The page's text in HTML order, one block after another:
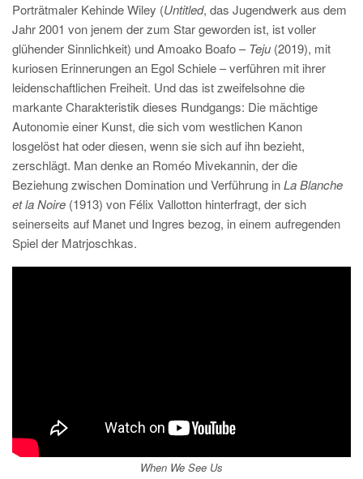
Porträtmaler Kehinde Wiley (Untitled, das Jugendwerk aus dem
Jahr 2001 von jenem der zum Star geworden ist, ist voller
glühender Sinnlichkeit) und Amoako Boafo –Teju (2019), mit
kuriosen Erinnerungen an Egol Schiele – verführen mit ihrer
leidenschaftlichen Freiheit. Und das ist zweifelsohne die
markante Charakteristik dieses Rundgangs: Die mächtige
Autonomie einer Kunst, die sich vom westlichen Kanon
losgelöst hat oder diesen, wenn sie sich auf ihn bezieht,
zerschlägt. Man denke an Roméo Mivekannin, der die
Beziehung zwischen Domination und Verführung inLa Blanche
et la Noire (1913) von Félix Vallotton hinterfragt, der sich
seinerseits auf Manet und Ingres bezog, in einem aufregenden
Spiel der Matrjoschkas.
When We See Us